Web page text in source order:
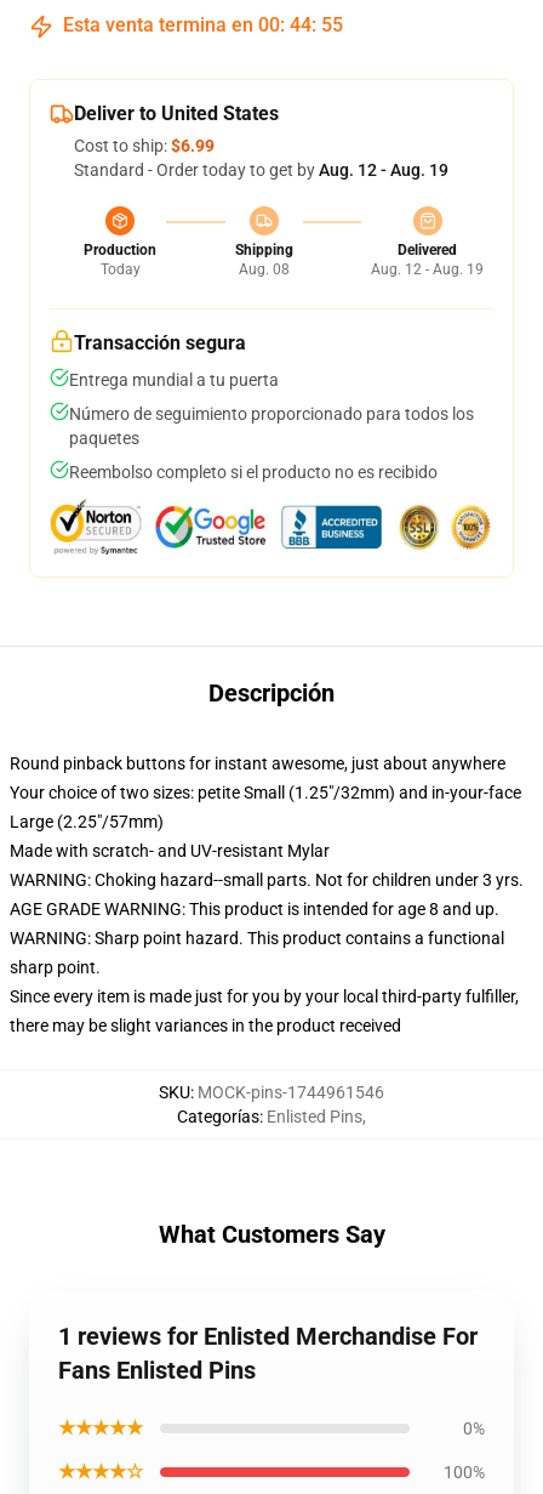
Esta venta termina en 00: 44: 55
Deliver to United States
Cost to ship:$6.99
Standard - Order today to get byAug. 12 - Aug. 19
Production
Today
Shipping
Aug. 08
Delivered
Aug. 12 - Aug. 19
Transacción segura
Entrega mundial a tu puerta
Número de seguimiento proporcionado para todos los
paquetes
Reembolso completo si el producto no es recibido
Descripción
Round pinback buttons for instant awesome, just about anywhere
Your choice of two sizes: petite Small (1.25"/32mm) and in-your-face
Large (2.25"/57mm)
Made with scratch- and UV-resistant Mylar
WARNING: Choking hazard--small parts. Not for children under 3 yrs.
AGE GRADE WARNING: This product is intended for age 8 and up.
WARNING: Sharp point hazard. This product contains a functional
sharp point.
Since every item is made just for you by your local third-party fulfiller,
there may be slight variances in the product received
SKU: MOCK-pins-1744961546
Categorías: Enlisted Pins,
What Customers Say
1 reviews for Enlisted Merchandise For
Fans Enlisted Pins
★★★★★ 0%
★★★★☆ 100%